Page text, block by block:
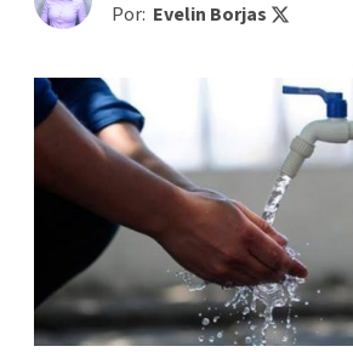
Por: Evelin Borjas